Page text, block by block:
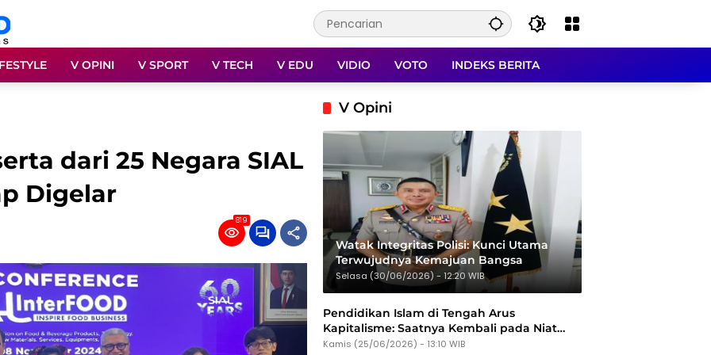
V OPINI V SPORT V TECH V EDU VIDIO VOTO INDEKS BERITA
dari 25 Negara SIAL
Digelar
819
V Opini
Watak Integritas Polisi: Kunci Utama
Terwujudnya Kemajuan Bangsa
Selasa (30/06/2026) - 12:20 WIB
Pendidikan Islam di Tengah Arus
Kapitalisme: Saatnya Kembali pada Niat
dan Tujuan
Kamis (25/06/2026) - 13:10 WIB